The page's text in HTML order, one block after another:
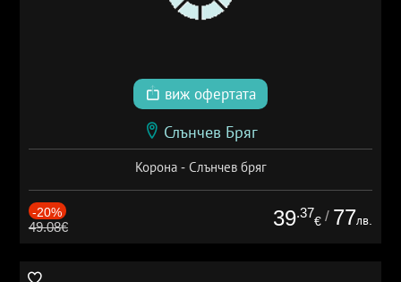
виж офертата
Слънчев Бряг
Корона - Слънчев бряг
-20%
49.08€ 39.37
€ / 77лв.